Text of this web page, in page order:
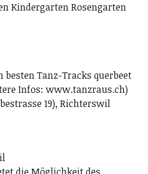
Kindergarten Rosengarten
besten Tanz-Tracks querbeet
Infos: www.tanzraus.ch)
19), Richterswil